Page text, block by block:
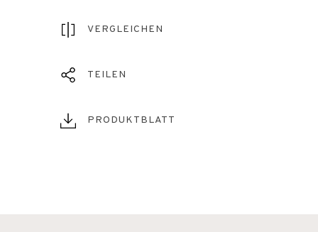
VERGLEICHEN
TEILEN
PRODUKTBLATT